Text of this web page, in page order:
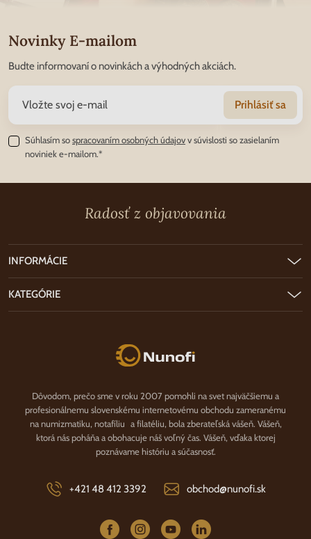
Novinky E-mailom
Budte informovaní o novinkách a výhodných akciách.
Prihlásiť sa
Súhlasím sospracovaním osobných údajovv súvislosti so zasielaním
noviniek e-mailom.*
Radosť z objavovania
Nunofi.sk
Dôvodom, prečo sme v roku 2007 pomohli na svet najväčšiemu a
profesionálnemu slovenskému internetovému obchodu zameranému
na numizmatiku, notafíliu a filatéliu, bola zberateľská vášeň. Vášeň,
ktorá nás poháňa a obohacuje náš voľný čas. Vášeň, vďaka ktorej
poznávame históriu a súčasnosť.
+421 48 412 3392 obchod@nunofi.sk
INFORMÁCIE
KATEGÓRIE